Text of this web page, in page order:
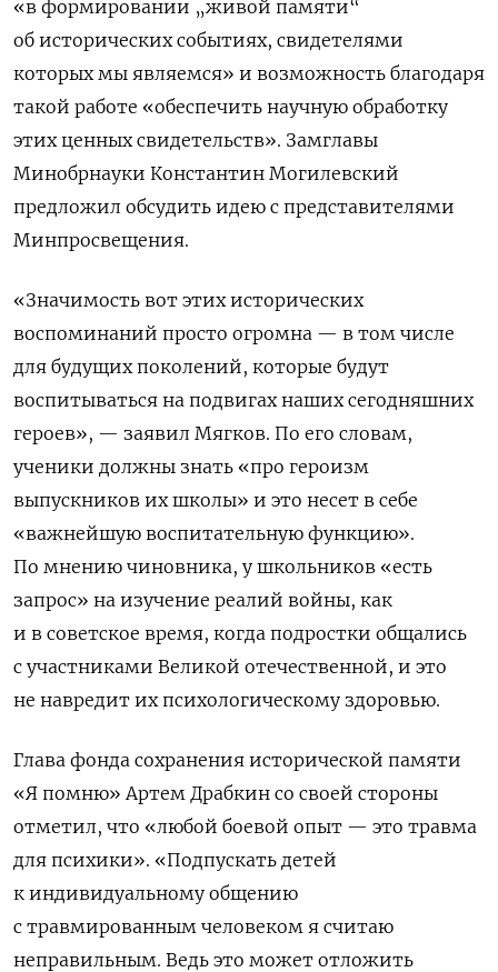
«в формировании „живой памяти“
об исторических событиях, свидетелями
которых мы являемся» и возможность благодаря
такой работе «обеспечить научную обработку
этих ценных свидетельств». Замглавы
Минобрнауки Константин Могилевский
предложил обсудить идею с представителями
Минпросвещения.
«Значимость вот этих исторических
воспоминаний просто огромна — в том числе
для будущих поколений, которые будут
воспитываться на подвигах наших сегодняшних
героев», — заявил Мягков. По его словам,
ученики должны знать «про героизм
выпускников их школы» и это несет в себе
«важнейшую воспитательную функцию».
По мнению чиновника, у школьников «есть
запрос» на изучение реалий войны, как
и в советское время, когда подростки общались
с участниками Великой отечественной, и это
не навредит их психологическому здоровью.
Глава фонда сохранения исторической памяти
«Я помню» Артем Драбкин со своей стороны
отметил, что «любой боевой опыт — это травма
для психики». «Подпускать детей
к индивидуальному общению
с травмированным человеком я считаю
неправильным. Ведь это может отложить